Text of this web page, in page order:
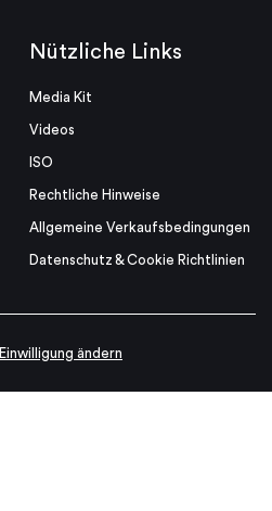
Nützliche Links
Media Kit
Videos
ISO
Rechtliche Hinweise
Allgemeine Verkaufsbedingungen
Datenschutz & Cookie Richtlinien
Einwilligung ändern